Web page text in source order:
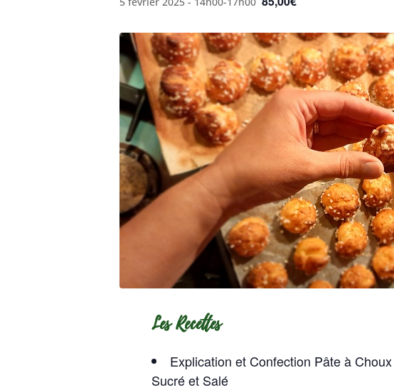
Les Recettes
Explication et Confection Pâte à Choux
Sucré et Salé